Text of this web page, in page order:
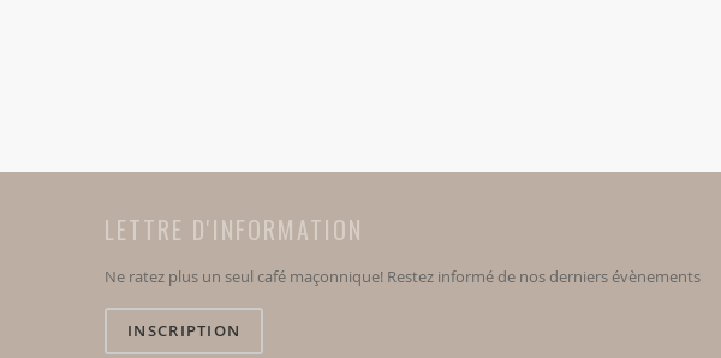
LETTRE D'INFORMATION
Ne ratez plus un seul café maçonnique! Restez informé de nos derniers évènements
INSCRIPTION